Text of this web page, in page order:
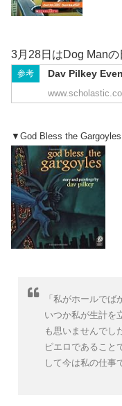
3月28日はDog Manの
参考 Dav Pilkey
▼God Bless the Gargoyles
「私がホールでば
いつか私が生計を
も思いませんでし
ピエロであること
して今は私の仕事